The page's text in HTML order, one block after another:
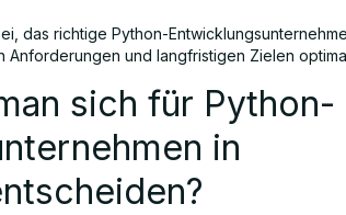
das richtige Python-
Anforderungen und langfristigen Zielen
sich für Python-
in